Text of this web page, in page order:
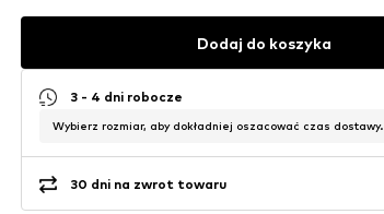
Dodaj do koszyka
3 - 4 dni robocze
Wybierz rozmiar, aby dokładniej oszacować czas dostawy.
30 dni na zwrot towaru